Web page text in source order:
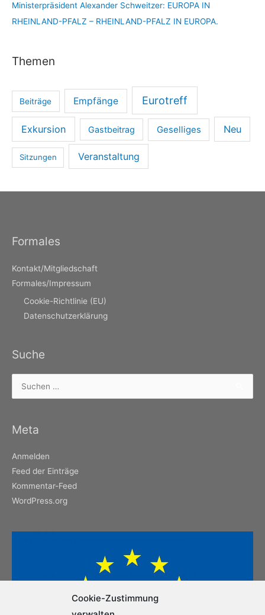
Cookie-Zustimmung
Ministerpräsident Alexander Schweitzer: EUROPA IN
RHEINLAND-PFALZ – RHEINLAND-PFALZ IN EUROPA.
Themen
Beiträge Empfänge Eurotreff
Exkursion Gastbeitrag Geselliges Neu
Sitzungen Veranstaltung
Formales
Kontakt/Mitgliedschaft
Formales/Impressum
Cookie-Richtlinie (EU)
Datenschutzerklärung
Suche
Meta
Anmelden
Feed der Einträge
Kommentar-Feed
WordPress.org